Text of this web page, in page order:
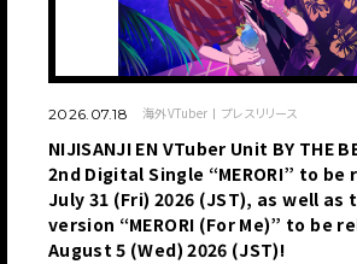
2026.07.18 海外VTuber プレスリリース
NIJISANJI EN VTuber Unit BY THE
2nd Digital Single “MERORI” to be
July 31 (Fri) 2026 (JST), as well as
version “MERORI (For Me)” to be
August 5 (Wed) 2026 (JST)!